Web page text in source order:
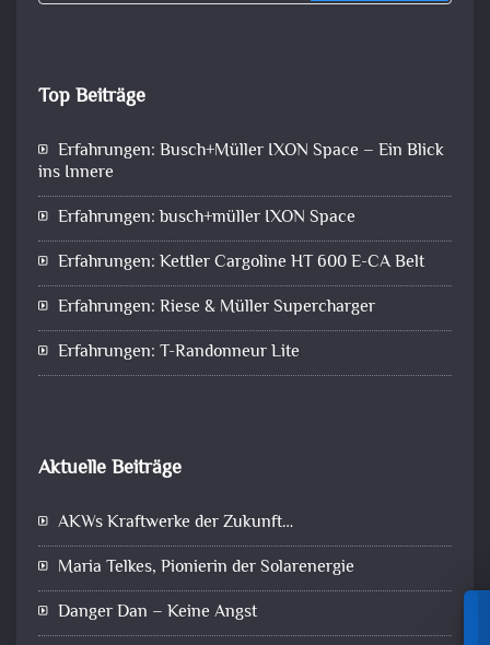
Top Beiträge
Erfahrungen: Busch+Müller IXON Space – Ein Blick
ins Innere
Erfahrungen: busch+müller IXON Space
Erfahrungen: Kettler Cargoline HT 600 E-CA Belt
Erfahrungen: Riese & Müller Supercharger
Erfahrungen: T-Randonneur Lite
Aktuelle Beiträge
AKWs Kraftwerke der Zukunft…
Maria Telkes, Pionierin der Solarenergie
Danger Dan – Keine Angst